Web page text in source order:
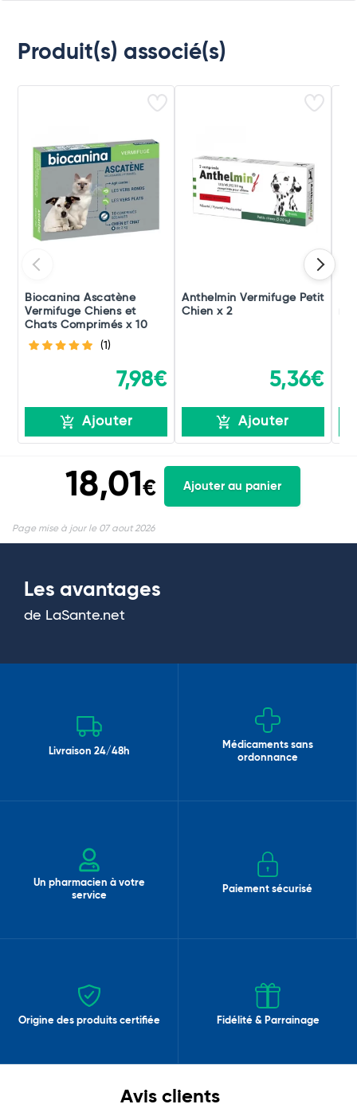
Produit(s) associé(s)
Biocanina Ascatène
Vermifuge Chiens et
Chats Comprimés x 10
(1)
7,98€
Ajouter
Anthelmin Vermifuge Petit
Chien x 2
5,36€
Ajouter
18,01€ Ajouter au panier
Page mise à jour le 07 aout 2026
Les avantages
de LaSante.net
Livraison 24/48h
Médicaments sans
ordonnance
Un pharmacien à votre
service
Paiement sécurisé
Origine des produits certifiée Fidélité & Parrainage
Avis clients